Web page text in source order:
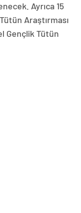
Ayrıca 15
Araştırması
Gençlik Tütün